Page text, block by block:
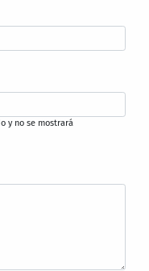
y no se mostrará